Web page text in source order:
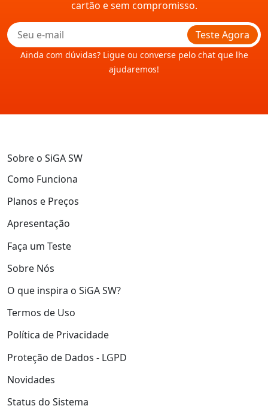
cartão e sem compromisso.
Teste Agora
Ainda com dúvidas? Ligue ou converse pelo chat que lhe
ajudaremos!
Sobre o SiGA SW
Como Funciona
Planos e Preços
Apresentação
Faça um Teste
Sobre Nós
O que inspira o SiGA SW?
Termos de Uso
Política de Privacidade
Proteção de Dados - LGPD
Novidades
Status do Sistema